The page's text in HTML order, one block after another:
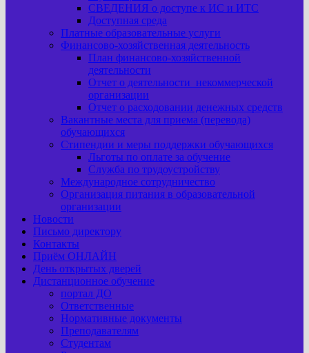
СВЕДЕНИЯ о доступе к ИС и ИТС
Доступная среда
Платные образовательные услуги
Финансово-хозяйственная деятельность
План финансово-хозяйственной
деятельности
Отчет о деятельности некоммерческой
организации
Отчет о расходовании денежных средств
Вакантные места для приема (перевода)
обучающихся
Стипендии и меры поддержки обучающихся
Льготы по оплате за обучение
Служба по трудоустройству
Международное сотрудничество
Организация питания в образовательной
организации
Новости
Письмо директору
Контакты
Приём ОНЛАЙН
День открытых дверей
Дистанционное обучение
портал ДО
Ответственные
Нормативные документы
Преподавателям
Студентам